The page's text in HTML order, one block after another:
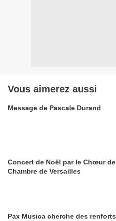
Vous aimerez aussi
Message de Pascale Durand
Concert de Noël par le Chœur de
Chambre de Versailles
Pax Musica cherche des renforts pour leur concert du 18